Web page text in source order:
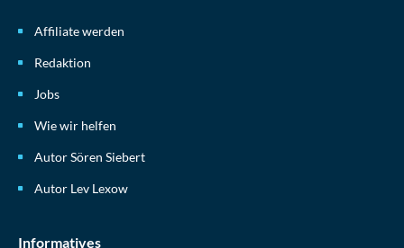
Affiliate werden
Redaktion
Jobs
Wie wir helfen
Autor Sören Siebert
Autor Lev Lexow
Informatives